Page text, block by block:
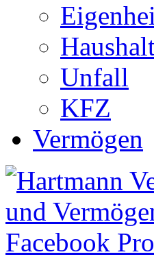
Unfall
KFZ
Vermögen